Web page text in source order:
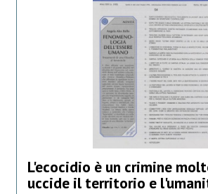
L'ecocidio è un crimine
uccide il territorio e